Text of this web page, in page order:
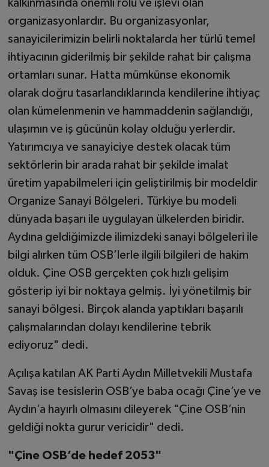
kalkınmasında önemli rolü ve işlevi olan
organizasyonlardır. Bu organizasyonlar,
sanayicilerimizin belirli noktalarda her türlü temel
ihtiyacının giderilmiş bir şekilde rahat bir çalışma
ortamları sunar. Hatta mümkünse ekonomik
olarak doğru tasarlandıklarında kendilerine ihtiyaç
olan kümelenmenin ve hammaddenin sağlandığı,
ulaşımın ve iş gücünün kolay olduğu yerlerdir.
Yatırımcıya ve sanayiciye destek olacak tüm
sektörlerin bir arada rahat bir şekilde imalat
üretim yapabilmeleri için geliştirilmiş bir modeldir
Organize Sanayi Bölgeleri. Türkiye bu modeli
dünyada başarı ile uygulayan ülkelerden biridir.
Aydına geldiğimizde ilimizdeki sanayi bölgeleri ile
bilgi alırken tüm OSB’lerle ilgili bilgileri de hakim
olduk. Çine OSB gerçekten çok hızlı gelişim
gösterip iyi bir noktaya gelmiş. İyi yönetilmiş bir
sanayi bölgesi. Birçok alanda yaptıkları başarılı
çalışmalarından dolayı kendilerine tebrik
ediyoruz" dedi.
Açılışa katılan AK Parti Aydın Milletvekili Mustafa
Savaş ise tesislerin OSB’ye baba ocağı Çine’ye ve
Aydın’a hayırlı olmasını dileyerek "Çine OSB’nin
geldiği nokta gurur vericidir" dedi.
"Çine OSB’de hedef 2053"